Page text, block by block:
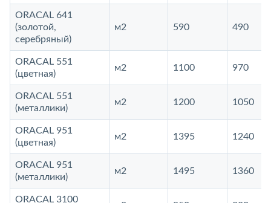
ORACAL 641
(золотой,
серебряный)
м2 590 490
ORACAL 551
(цветная)
м2 1100 970
ORACAL 551
(металлики)
м2 1200 1050
ORACAL 951
(цветная)
м2 1395 1240
ORACAL 951
(металлики)
м2 1495 1360
ORACAL 3100